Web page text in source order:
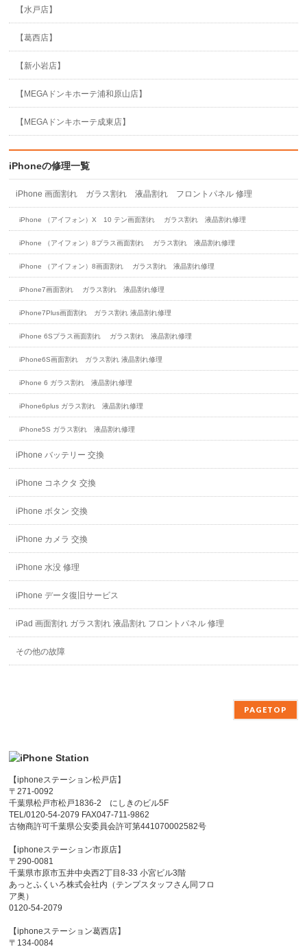
【水戸店】
【葛西店】
【新小岩店】
【MEGAドンキホーテ浦和原山店】
【MEGAドンキホーテ成東店】
iPhoneの修理一覧
iPhone 画面割れ ガラス割れ 液晶割れ フロントパネル 修理
iPhone （アイフォン）X 10 テン画面割れ ガラス割れ 液晶割れ修理
iPhone （アイフォン）8プラス画面割れ ガラス割れ 液晶割れ修理
iPhone （アイフォン）8画面割れ ガラス割れ 液晶割れ修理
iPhone7画面割れ ガラス割れ 液晶割れ修理
iPhone7Plus画面割れ ガラス割れ 液晶割れ修理
iPhone 6Sプラス画面割れ ガラス割れ 液晶割れ修理
iPhone6S画面割れ ガラス割れ 液晶割れ修理
iPhone 6 ガラス割れ 液晶割れ修理
iPhone6plus ガラス割れ 液晶割れ修理
iPhone5S ガラス割れ 液晶割れ修理
iPhone バッテリー 交換
iPhone コネクタ 交換
iPhone ボタン 交換
iPhone カメラ 交換
iPhone 水没 修理
iPhone データ復旧サービス
iPad 画面割れ ガラス割れ 液晶割れ フロントパネル 修理
その他の故障
PAGETOP
【iphoneステーション松戸店】
〒271-0092
千葉県松戸市松戸1836-2 にしきのビル5F
TEL/0120-54-2079 FAX047-711-9862
古物商許可千葉県公安委員会許可第441070002582号
【iphoneステーション市原店】
〒290-0081
千葉県市原市五井中央西2丁目8-33 小宮ビル3階
あっとふくいろ株式会社内（テンプスタッフさん同フロ
ア奥）
0120-54-2079
【iphoneステーション葛西店】
〒134-0084